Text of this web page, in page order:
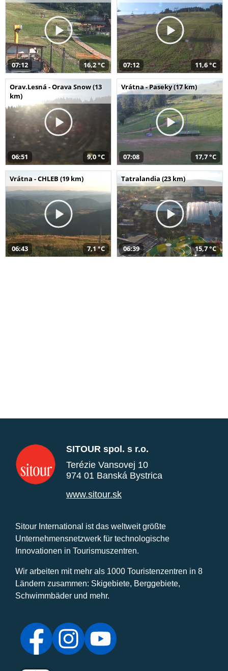
07:12 16,2 °C 07:12 11,6 °C
Orav.Lesná - Orava Snow (13
km)
06:51 9,0 °C
Vrátna - Paseky (17 km)
07:08 17,7 °C
Vrátna - CHLEB (19 km)
06:43 7,1 °C
Tatralandia (23 km)
06:39 15,7 °C
SITOUR spol. s r.o.
Terézie Vansovej 10
974 01 Banská Bystrica
www.sitour.sk
Sitour International ist das weltweit größte
Unternehmensnetzwerk für technologische
Innovationen in Tourismuszentren.
Wir arbeiten mit mehr als 1000 Touristenzentren in 8
Ländern zusammen: Skigebiete, Berggebiete,
Schwimmbäder und mehr.